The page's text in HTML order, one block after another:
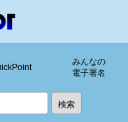
みんなの
電子署名